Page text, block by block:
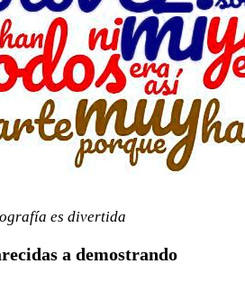
es divertida
a demostrando